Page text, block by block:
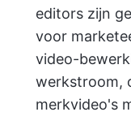
editors zijn
voor
video-
werkstroom,
merkvideo's